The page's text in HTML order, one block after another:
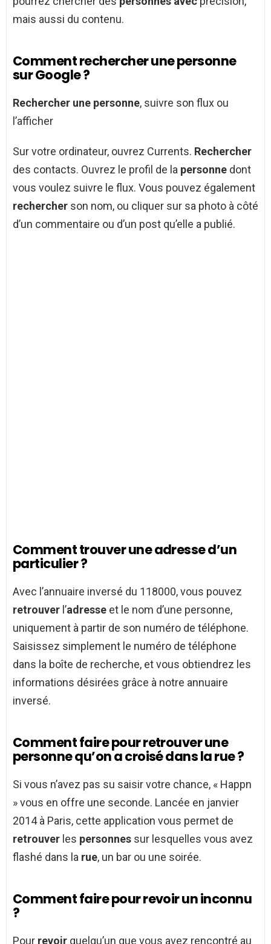
mais aussi du contenu.
Comment rechercher une personne
sur Google ?
Rechercher une personne, suivre son flux ou
l’afficher
Sur votre ordinateur, ouvrez Currents. Rechercher
des contacts. Ouvrez le profil de la personne dont
vous voulez suivre le flux. Vous pouvez également
rechercher son nom, ou cliquer sur sa photo à côté
d’un commentaire ou d’un post qu’elle a publié.
Comment trouver une adresse d’un
particulier ?
Avec l’annuaire inversé du 118000, vous pouvez
retrouver l’adresse et le nom d’une personne,
uniquement à partir de son numéro de téléphone.
Saisissez simplement le numéro de téléphone
dans la boîte de recherche, et vous obtiendrez les
informations désirées grâce à notre annuaire
inversé.
Comment faire pour retrouver une
personne qu’on a croisé dans la rue ?
Si vous n’avez pas su saisir votre chance, « Happn
» vous en offre une seconde. Lancée en janvier
2014 à Paris, cette application vous permet de
retrouver les personnes sur lesquelles vous avez
flashé dans la rue, un bar ou une soirée.
Comment faire pour revoir un inconnu
?
Pour revoir quelqu’un que vous avez rencontré au